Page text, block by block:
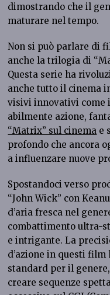
dimostrando che il
maturare nel tempo.
Non si può parlare di
anche la trilogia di
Questa serie ha
anche tutto il cinema
visivi innovativi come
abilmente azione,
“Matrix” sul cinema e
profondo che ancora
a influenzare nuove
Spostandoci verso
“John Wick” con
d’aria fresca nel
combattimento ultra-
e intrigante. La
d’azione in questi
standard per il
creare sequenze